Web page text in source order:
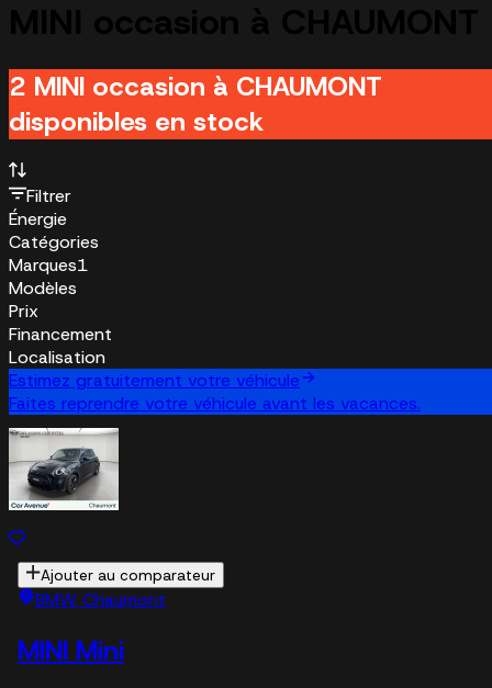
2 MINI occasion à CHAUMONT
disponibles en stock
Filtrer
Énergie
Catégories
Marques1
Modèles
Prix
Financement
Localisation
Estimez gratuitement votre véhicule
Faites reprendre votre véhicule avant les vacances.
Ajouter au comparateur
BMW Chaumont
MINI Mini